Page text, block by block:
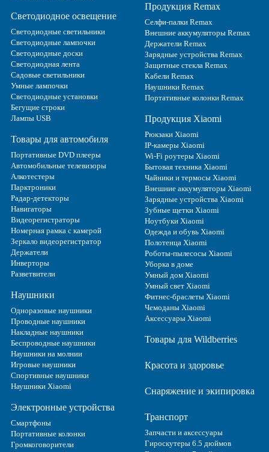
Светодиодное освещение
Светодиодные светильники
Светодиодные лампочки
Светодиодные доски
Светодиодная лента
Садовые светильники
Умные лампочки
Светодиодные установки
Бегущие строки
Лампы USB
Товары для автомобиля
Портативные DVD плееры
Автомобильные телевизоры
Алкотестеры
Парктроники
Радар-детекторы
Навигаторы
Видеорегистраторы
Номерная рамка с камерой
Зеркало видеорегистратор
Держатели
Инверторы
Разветвители
Наушники
Одноразовые наушники
Проводные наушники
Накладные наушники
Беспроводные наушники
Наушники на молнии
Игровые наушники
Спортивные наушники
Наушники Xiaomi
Электронные устройства
Смартфоны
Портативные колонки
Громкоговорители
Продукция Remax
Селфи-палки Remax
Внешние аккумуляторы Remax
Держатели Remax
Зарядные устройства Remax
Защитные стекла Remax
Кабели Remax
Наушники Remax
Портативные колонки Remax
Продукция Xiaomi
Рюкзаки Xiaomi
IP-камеры Xiaomi
Wi-Fi роутеры Xiaomi
Бытовая техника Xiaomi
Чайники и термосы Xiaomi
Внешние аккумуляторы Xiaomi
Зарядные устройства Xiaomi
Зубные щетки Xiaomi
Ноутбуки Xiaomi
Одежда и обувь Xiaomi
Полотенца Xiaomi
Роботы-пылесосы Xiaomi
Уборка в доме
Умный дом Xiaomi
Умный свет Xiaomi
Фитнес-браслеты Xiaomi
Чемоданы Xiaomi
Аксессуары Xiaomi
Товары для Wildberries
Красота и здоровье
Снаряжение и экипировка
Транспорт
Запчасти и аксессуары
Гироскутеры 6.5 дюймов